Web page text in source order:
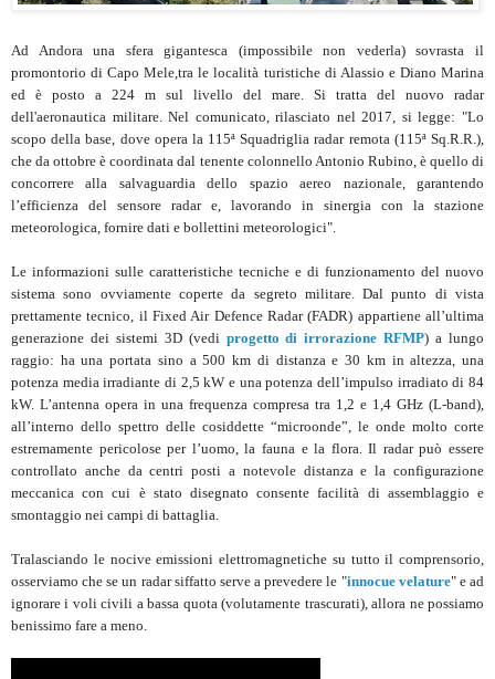
Ad Andora una sfera gigantesca (impossibile non vederla) sovrasta il
promontorio di Capo Mele,tra le località turistiche di Alassio e Diano Marina
ed è posto a 224 m sul livello del mare. Si tratta del nuovo radar
dell'aeronautica militare. Nel comunicato, rilasciato nel 2017, si legge: "Lo
scopo della base, dove opera la 115ª Squadriglia radar remota (115ª Sq.R.R.),
che da ottobre è coordinata dal tenente colonnello Antonio Rubino, è quello di
concorrere alla salvaguardia dello spazio aereo nazionale, garantendo
l’efficienza del sensore radar e, lavorando in sinergia con la stazione
meteorologica, fornire dati e bollettini meteorologici".
Le informazioni sulle caratteristiche tecniche e di funzionamento del nuovo
sistema sono ovviamente coperte da segreto militare. Dal punto di vista
prettamente tecnico, il Fixed Air Defence Radar (FADR) appartiene all’ultima
generazione dei sistemi 3D (vedi progetto di irrorazione RFMP) a lungo
raggio: ha una portata sino a 500 km di distanza e 30 km in altezza, una
potenza media irradiante di 2,5 kW e una potenza dell’impulso irradiato di 84
kW. L’antenna opera in una frequenza compresa tra 1,2 e 1,4 GHz (L-band),
all’interno dello spettro delle cosiddette “microonde”, le onde molto corte
estremamente pericolose per l’uomo, la fauna e la flora. Il radar può essere
controllato anche da centri posti a notevole distanza e la configurazione
meccanica con cui è stato disegnato consente facilità di assemblaggio e
smontaggio nei campi di battaglia.
Tralasciando le nocive emissioni elettromagnetiche su tutto il comprensorio,
osserviamo che se un radar siffatto serve a prevedere le "innocue velature" e ad
ignorare i voli civili a bassa quota (volutamente trascurati), allora ne possiamo
benissimo fare a meno.